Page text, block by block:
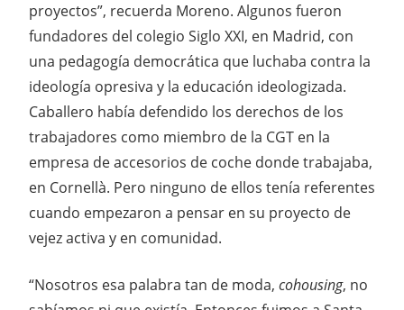
proyectos”, recuerda Moreno. Algunos fueron
fundadores del colegio Siglo XXI, en Madrid, con
una pedagogía democrática que luchaba contra la
ideología opresiva y la educación ideologizada.
Caballero había defendido los derechos de los
trabajadores como miembro de la CGT en la
empresa de accesorios de coche donde trabajaba,
en Cornellà. Pero ninguno de ellos tenía referentes
cuando empezaron a pensar en su proyecto de
vejez activa y en comunidad.
“Nosotros esa palabra tan de moda, cohousing, no